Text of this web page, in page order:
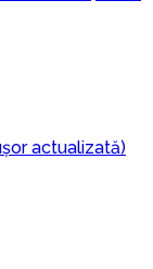
actualizată)